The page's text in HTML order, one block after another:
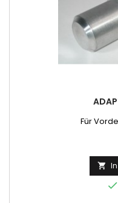
Für

